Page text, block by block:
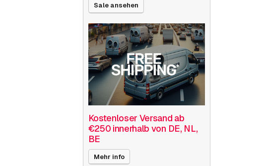
Sale ansehen
Kostenloser Versand ab
€250 innerhalb von DE, NL,
BE
Mehr info